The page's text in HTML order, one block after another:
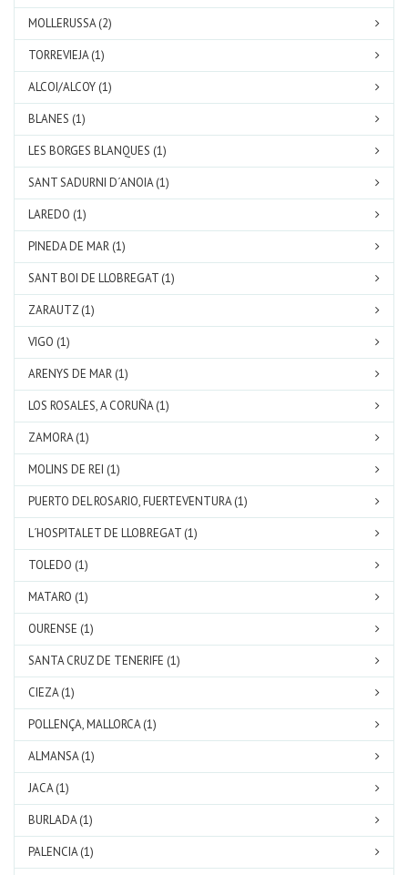
MOLLERUSSA (2)
TORREVIEJA (1)
ALCOI/ALCOY (1)
BLANES (1)
LES BORGES BLANQUES (1)
SANT SADURNI D´ANOIA (1)
LAREDO (1)
PINEDA DE MAR (1)
SANT BOI DE LLOBREGAT (1)
ZARAUTZ (1)
VIGO (1)
ARENYS DE MAR (1)
LOS ROSALES, A CORUÑA (1)
ZAMORA (1)
MOLINS DE REI (1)
PUERTO DEL ROSARIO, FUERTEVENTURA (1)
L´HOSPITALET DE LLOBREGAT (1)
TOLEDO (1)
MATARO (1)
OURENSE (1)
SANTA CRUZ DE TENERIFE (1)
CIEZA (1)
POLLENÇA, MALLORCA (1)
ALMANSA (1)
JACA (1)
BURLADA (1)
PALENCIA (1)